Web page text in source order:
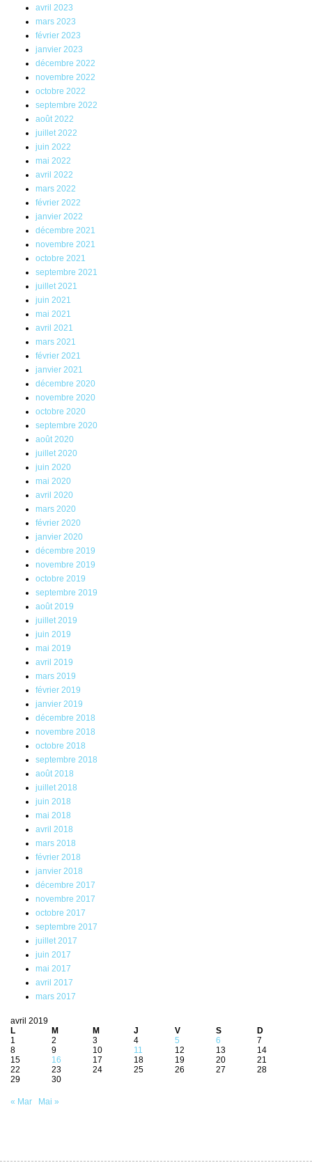
avril 2023
mars 2023
février 2023
janvier 2023
décembre 2022
novembre 2022
octobre 2022
septembre 2022
août 2022
juillet 2022
juin 2022
mai 2022
avril 2022
mars 2022
février 2022
janvier 2022
décembre 2021
novembre 2021
octobre 2021
septembre 2021
juillet 2021
juin 2021
mai 2021
avril 2021
mars 2021
février 2021
janvier 2021
décembre 2020
novembre 2020
octobre 2020
septembre 2020
août 2020
juillet 2020
juin 2020
mai 2020
avril 2020
mars 2020
février 2020
janvier 2020
décembre 2019
novembre 2019
octobre 2019
septembre 2019
août 2019
juillet 2019
juin 2019
mai 2019
avril 2019
mars 2019
février 2019
janvier 2019
décembre 2018
novembre 2018
octobre 2018
septembre 2018
août 2018
juillet 2018
juin 2018
mai 2018
avril 2018
mars 2018
février 2018
janvier 2018
décembre 2017
novembre 2017
octobre 2017
septembre 2017
juillet 2017
juin 2017
mai 2017
avril 2017
mars 2017
avril 2019
L
M M J V S
D
1
2 3 4 5 6
7
8
9 10 11 12 13
14
15
16 17 18 19 20
21
22
23 24 25 26 27
28
29
30
« Mar Mai »